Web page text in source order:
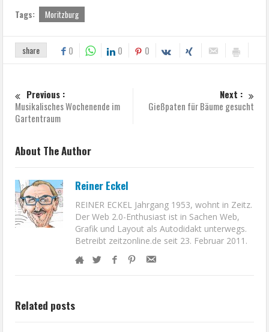
Tags: Moritzburg
share 0 0 0
Previous :
Musikalisches Wochenende im
Gartentraum
Next :
Gießpaten für Bäume gesucht
About The Author
Reiner Eckel
REINER ECKEL Jahrgang 1953, wohnt in Zeitz.
Der Web 2.0-Enthusiast ist in Sachen Web,
Grafik und Layout als Autodidakt unterwegs.
Betreibt zeitzonline.de seit 23. Februar 2011.
Related posts